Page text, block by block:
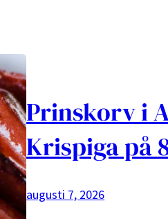
Prinskorv i
Krispiga på
augusti 7, 2026